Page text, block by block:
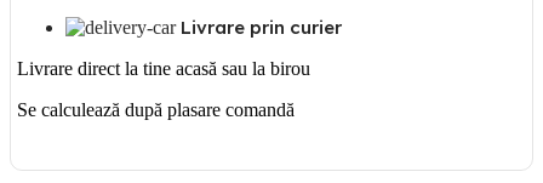
Livrare prin curier
Livrare direct la tine acasă sau la birou
Se calculează după plasare comandă